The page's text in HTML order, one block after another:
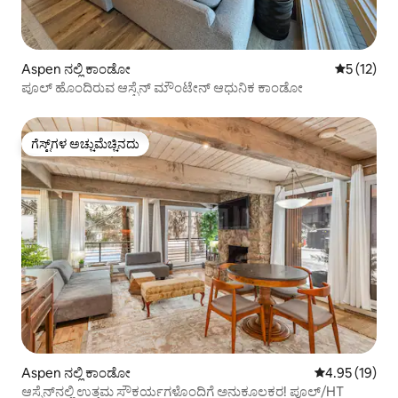
Aspen ನಲ್ಲಿ ಕಾಂಡೋ 5 ರಲ್ಲಿ 5
5 (12)
ಪೂಲ್ ಹೊಂದಿರುವ ಆಸ್ಪೆನ್ ಮೌಂಟೇನ್ ಆಧುನಿಕ ಕಾಂಡೋ
ಗೆಸ್ಟ್‌ಗಳ ಅಚ್ಚುಮೆಚ್ಚಿನದು
ಗೆಸ್ಟ್‌ಗಳ ಅಚ್ಚುಮೆಚ್ಚಿನದು
Aspen ನಲ್ಲಿ ಕಾಂಡೋ 5 ರಲ್ಲಿ 4.95
4.95 (19)
ಆಸ್ಪೆನ್‌ನಲ್ಲಿ ಉತ್ತಮ ಸೌಕರ್ಯಗಳೊಂದಿಗೆ ಅನುಕೂಲಕರ! ಪೂಲ್/HT